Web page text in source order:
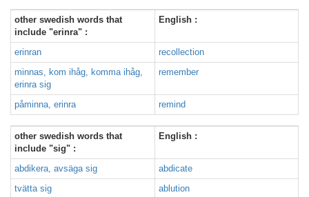
other swedish words that
include "erinra" :
English :
erinran
recollection
minnas, kom ihåg, komma ihåg,
erinra sig
remember
påminna, erinra remind
other swedish words that
include "sig" :
English :
abdikera, avsäga sig
abdicate
tvätta sig
ablution